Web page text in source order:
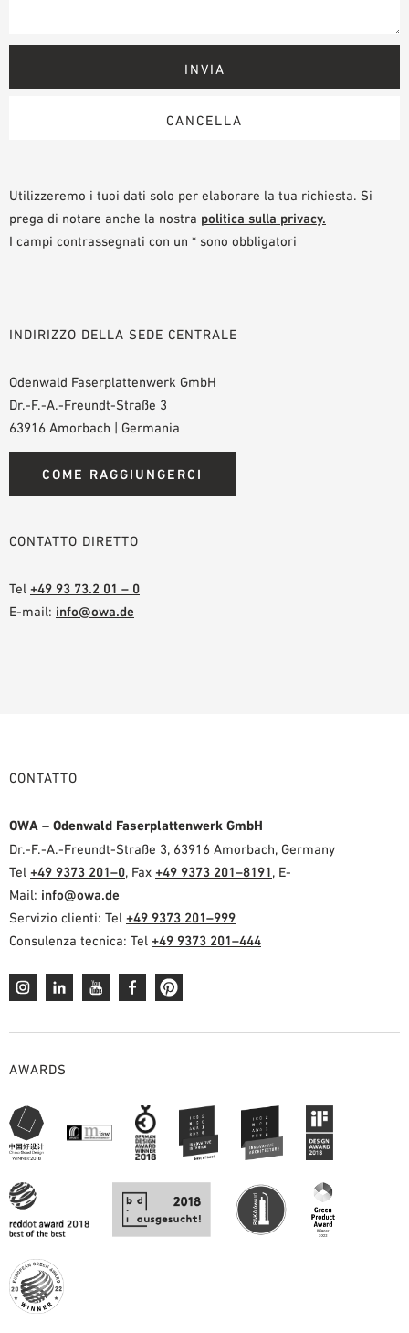
Utilizzeremo i tuoi dati solo per elaborare la tua richiesta. Si
prega di notare anche la nostra politica sulla privacy.
I campi contrassegnati con un * sono obbligatori
INDIRIZZO DELLA SEDE CENTRALE
Odenwald Faserplattenwerk GmbH
Dr.-F.-A.-Freundt-Straße 3
63916 Amorbach | Germania
COME RAGGIUNGERCI
CONTATTO DIRETTO
Tel +49 93 73.2 01 – 0
E-mail: info@owa.de
CONTATTO
OWA – Odenwald Faserplattenwerk GmbH
Dr.-F.-A.-Freundt-Straße 3, 63916 Amorbach, Germany
Tel +49 9373 201–0, Fax +49 9373 201–8191, E-
Mail: info@owa.de
Servizio clienti: Tel +49 9373 201–999
Consulenza tecnica: Tel +49 9373 201–444
AWARDS